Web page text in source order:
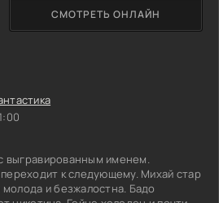
выгравированным именем.
к следующему. Михай стар
и безжалостна. Бадо
СМОТРЕТЬ ОНЛАЙН